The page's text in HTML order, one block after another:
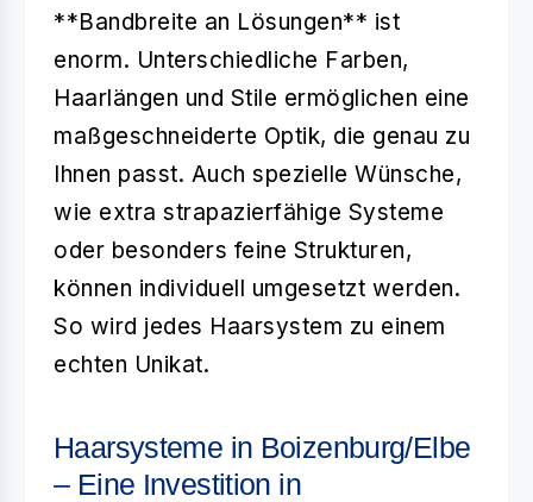
**Bandbreite an Lösungen** ist
enorm. Unterschiedliche Farben,
Haarlängen und Stile ermöglichen eine
maßgeschneiderte Optik, die genau zu
Ihnen passt. Auch spezielle Wünsche,
wie extra strapazierfähige Systeme
oder besonders feine Strukturen,
können individuell umgesetzt werden.
So wird jedes Haarsystem zu einem
echten Unikat.
Haarsysteme in Boizenburg/Elbe
– Eine Investition in